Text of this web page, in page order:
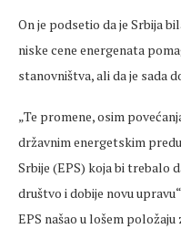
On je podsetio da je Srbija
niske cene energenata
stanovništva, ali da je sada
„Te promene, osim
državnim energetskim
Srbije (EPS) koja bi trebalo
društvo i dobije novu
EPS našao u lošem